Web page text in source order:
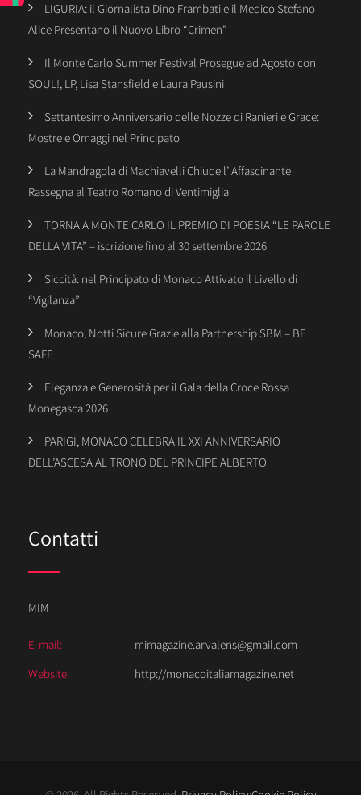
LIGURIA: il Giornalista Dino Frambati e il Medico Stefano
Alice Presentano il Nuovo Libro “Crimen”
Il Monte Carlo Summer Festival Prosegue ad Agosto con
SOUL!, LP, Lisa Stansfield e Laura Pausini
Settantesimo Anniversario delle Nozze di Ranieri e Grace:
Mostre e Omaggi nel Principato
La Mandragola di Machiavelli Chiude l’ Affascinante
Rassegna al Teatro Romano di Ventimiglia
TORNA A MONTE CARLO IL PREMIO DI POESIA “LE PAROLE
DELLA VITA” – iscrizione fino al 30 settembre 2026
Siccità: nel Principato di Monaco Attivato il Livello di
“Vigilanza”
Monaco, Notti Sicure Grazie alla Partnership SBM – BE
SAFE
Eleganza e Generosità per il Gala della Croce Rossa
Monegasca 2026
PARIGI, MONACO CELEBRA IL XXI ANNIVERSARIO
DELL’ASCESA AL TRONO DEL PRINCIPE ALBERTO
Contatti
MIM
E-mail:
mimagazine.arvalens@gmail.com
Website:
http://monacoitaliamagazine.net